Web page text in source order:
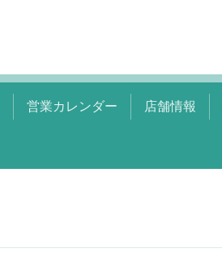
営業カレンダー 店舗情報